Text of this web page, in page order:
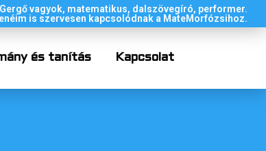
vagyok, matematikus, dalszövegíró, performer.
is szervesen kapcsolódnak a MateMorfózsihoz.
és tanítás Kapcsolat